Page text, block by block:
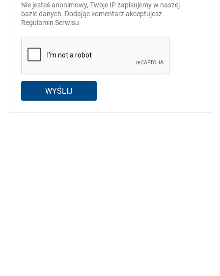
Nie jesteś anonimowy, Twoje IP zapisujemy w naszej
bazie danych. Dodając komentarz akceptujesz
Regulamin Serwisu
WYŚLIJ